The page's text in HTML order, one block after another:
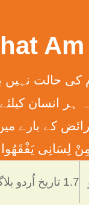
ترجمہ ۔
إِلَّا مَا سَعَی (سورت 53
کے بارے
لِسَانِی
1.7 تاریخ اُردو بلاگنگ